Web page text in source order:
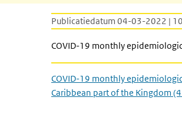
Publicatiedatum 04-03-2022 |
COVID-19 monthly
COVID-19 monthly
Caribbean part of the Kingdom